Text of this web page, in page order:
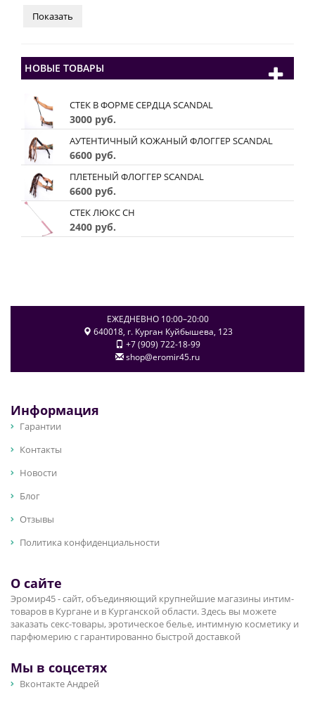
НОВЫЕ ТОВАРЫ
СТЕК В ФОРМЕ СЕРДЦА SCANDAL
3000 руб.
АУТЕНТИЧНЫЙ КОЖАНЫЙ ФЛОГГЕР SCANDAL
6600 руб.
ПЛЕТЕНЫЙ ФЛОГГЕР SCANDAL
6600 руб.
СТЕК ЛЮКС CH
2400 руб.
ЕЖЕДНЕВНО 10:00–20:00
640018, г. Курган Куйбышева, 123
+7 (909) 722-18-99
shop@eromir45.ru
Информация
Гарантии
Контакты
Новости
Блог
Отзывы
Политика конфиденциальности
О сайте
Эромир45 - сайт, объединяющий крупнейшие магазины интим-
товаров в Кургане и в Курганской области. Здесь вы можете
заказать секс-товары, эротическое белье, интимную косметику и
парфюмерию с гарантированно быстрой доставкой
Мы в соцсетях
Вконтакте Андрей